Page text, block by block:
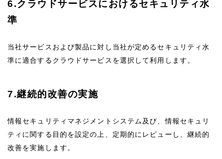
6.クラウドサービスにおけるセキュリティ水
準
当社サービスおよび製品に対し当社が定めるセキュリティ水
準に適合するクラウドサービスを選択して利用します。
7.継続的改善の実施
情報セキュリティマネジメントシステム及び、情報セキュリ
ティに関する目的を設定の上、定期的にレビューし、継続的
改善を実施します。